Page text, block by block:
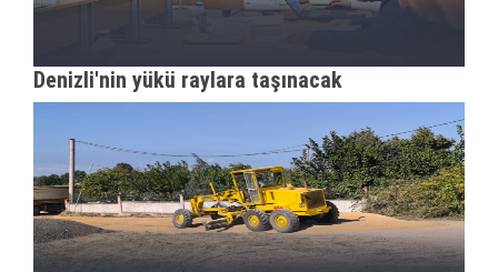
Denizli'nin yükü raylara taşınacak